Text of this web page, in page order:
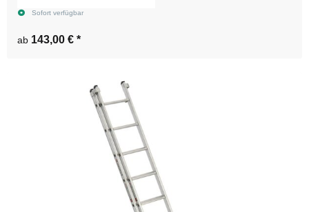
Sofort verfügbar
ab 143,00 € *